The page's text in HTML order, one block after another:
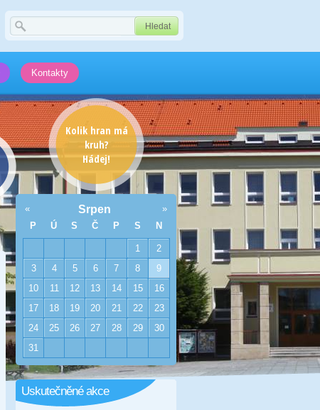
Kontakty
Kolik hran má
kruh?
Hádej!
« Srpen
»
P
Ú S Č P S N
1
2
3
4 5 6 7 8
9
10
11 12 13 14 15
16
17
18 19 20 21 22
23
24
25 26 27 28 29
30
31
Uskutečněné akce